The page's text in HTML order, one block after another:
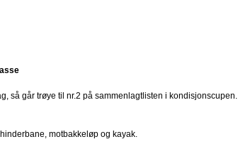
så går trøye til nr.2 på sammenlagtlisten i kondisjonscupen.
motbakkeløp og kayak.